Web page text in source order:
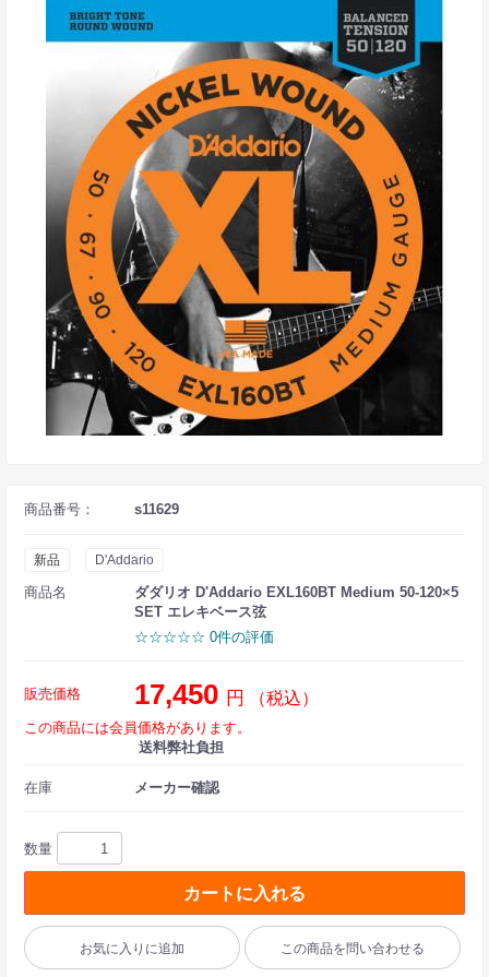
商品番号： s11629
新品 D'Addario
商品名
ダダリオ D'Addario EXL160BT Medium 50-120×5
SET エレキベース弦
☆☆☆☆☆ 0件の評価
販売価格 17,450 円 （税込）
この商品には会員価格があります。
送料弊社負担
在庫 メーカー確認
数量
カートに入れる
お気に入りに追加 この商品を問い合わせる